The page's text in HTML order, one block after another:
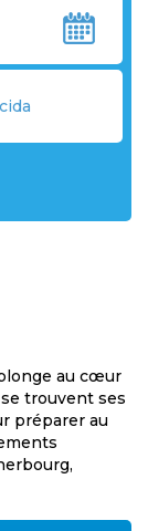
au cœur
trouvent ses
préparer au